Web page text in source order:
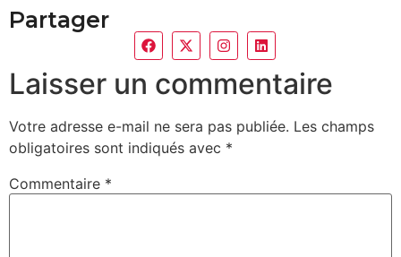
Partager
Laisser un commentaire
Votre adresse e-mail ne sera pas publiée. Les champs
obligatoires sont indiqués avec *
Commentaire *